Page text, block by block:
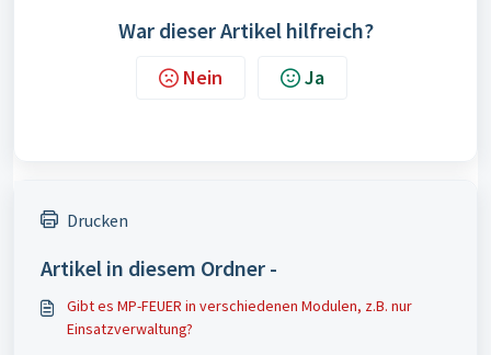
War dieser Artikel hilfreich?
Nein Ja
Drucken
Artikel in diesem Ordner -
Gibt es MP-FEUER in verschiedenen Modulen, z.B. nur
Einsatzverwaltung?